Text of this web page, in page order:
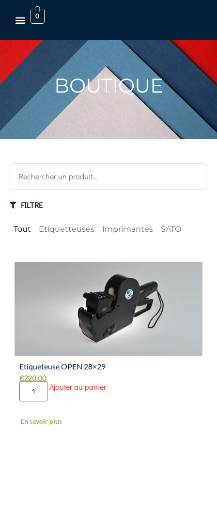
0
BOUTIQUE
FILTRE
Etiquetteuses Imprimantes SATO
Tout
Etiqueteuse OPEN 28×29
€220.00
Ajouter au panier
En savoir plus